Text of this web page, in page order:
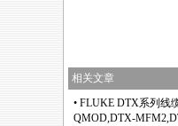
相关文章
• FLUKE DTX系列线
QMOD,DTX-